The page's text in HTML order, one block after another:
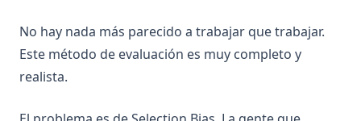
No hay nada más parecido a trabajar que trabajar.
Este método de evaluación es muy completo y
realista.